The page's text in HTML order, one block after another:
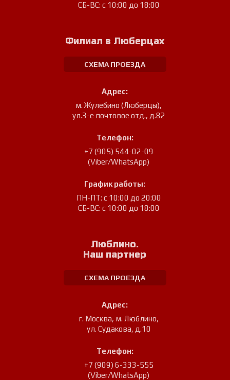
СБ-ВС: с 10:00 до 18:00
Филиал в Люберцах
СХЕМА ПРОЕЗДА
Адрес:
м. Жулебино (Люберцы),
ул.3-е почтовое отд., д.82
Телефон:
+7 (905) 544-02-09
(Viber/WhatsApp)
График работы:
ПН-ПТ: с 10:00 до 20:00
СБ-ВС: с 10:00 до 18:00
Люблино.
Наш партнер
СХЕМА ПРОЕЗДА
Адрес:
г. Москва, м. Люблино,
ул. Судакова, д.10
Телефон:
+7 (909) 6-333-555
(Viber/WhatsApp)